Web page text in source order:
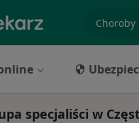
specjaliści w